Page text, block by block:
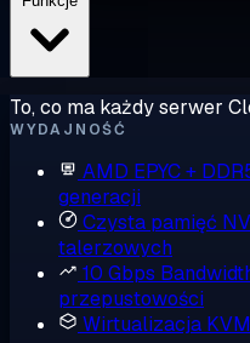
To, co ma każdy serwer
WYDAJNOŚĆ
AMD EPYC +
generacji
Czysta pamięć
talerzowych
10 Gbps
przepustowości
Wirtualizacja KVM